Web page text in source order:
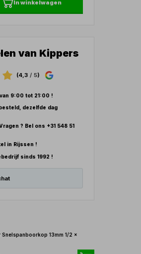
In winkelwagen
van Kippers
(4,3/ 5)
9:00 tot 21:00 !
dezelfde dag
? Bel ons +31 548 51
in Rijssen !
sinds 1992 !
Snelspanboorkop 13mm 1/2 x